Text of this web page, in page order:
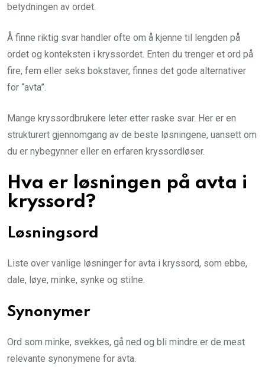
betydningen av ordet.
Å finne riktig svar handler ofte om å kjenne til lengden på
ordet og konteksten i kryssordet. Enten du trenger et ord på
fire, fem eller seks bokstaver, finnes det gode alternativer
for “avta”.
Mange kryssordbrukere leter etter raske svar. Her er en
strukturert gjennomgang av de beste løsningene, uansett om
du er nybegynner eller en erfaren kryssordløser.
Hva er løsningen på avta i
kryssord?
Løsningsord
Liste over vanlige løsninger for avta i kryssord, som ebbe,
dale, løye, minke, synke og stilne.
Synonymer
Ord som minke, svekkes, gå ned og bli mindre er de mest
relevante synonymene for avta.